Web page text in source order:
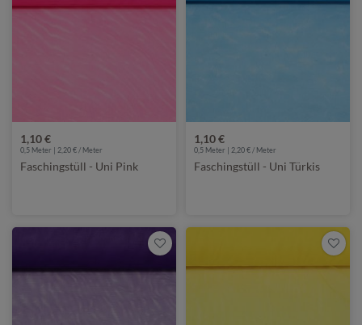
1,10 €
0,5 Meter | 2,20 € / Meter
Faschingstüll - Uni Pink
1,10 €
0,5 Meter | 2,20 € / Meter
Faschingstüll - Uni Türkis